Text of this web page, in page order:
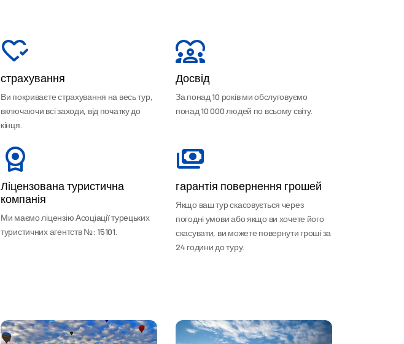
страхування
Ви покриваєте страхування на весь тур,
включаючи всі заходи, від початку до
кінця.
Досвід
За понад 10 років ми обслуговуємо
понад 10 000 людей по всьому світу.
Ліцензована туристична
компанія
Ми маємо ліцензію Асоціації турецьких
туристичних агентств №: 15101.
гарантія повернення грошей
Якщо ваш тур скасовується через
погодні умови або якщо ви хочете його
скасувати, ви можете повернути гроші за
24 години до туру.